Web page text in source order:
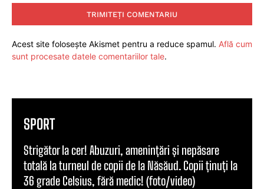
Acest site folosește Akismet pentru a reduce spamul. Află cum
sunt procesate datele comentariilor tale.
SPORT
Strigător la cer! Abuzuri, amenințări și nepăsare
totală la turneul de copii de la Năsăud. Copii ținuți la
36 grade Celsius, fără medic! (foto/video)